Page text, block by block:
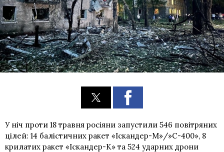
У ніч проти 18 травня росіяни запустили 546 повітряних
цілей: 14 балістичних ракет «Іскандер-М»/»С-400», 8
крилатих ракет «Іскандер-К» та 524 ударних дрони